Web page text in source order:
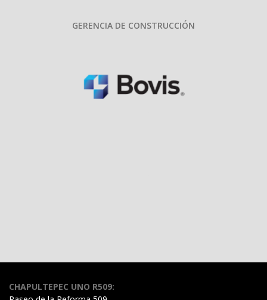
GERENCIA DE CONSTRUCCIÓN
CHAPULTEPEC UNO R509: